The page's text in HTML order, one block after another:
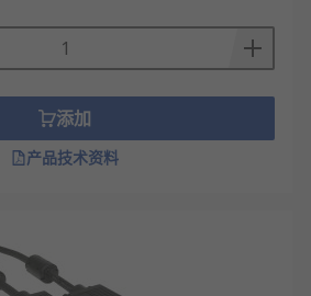
添加
产品技术资料